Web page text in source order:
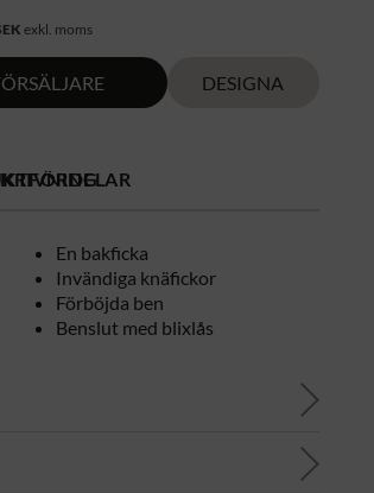
exkl. moms
DESIGNA
En bakficka
Invändiga knäfickor
Förböjda ben
Benslut med blixlås